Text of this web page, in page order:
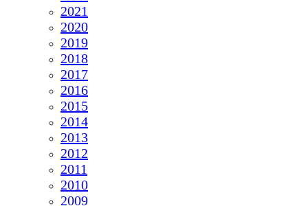
2021
2020
2019
2018
2017
2016
2015
2014
2013
2012
2011
2010
2009